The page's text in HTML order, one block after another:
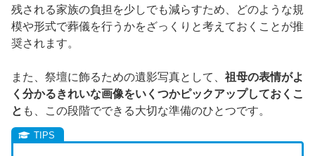
残される家族の負担を少しでも減らすため、どのような規
模や形式で葬儀を行うかをざっくりと考えておくことが推
奨されます。
また、祭壇に飾るための遺影写真として、 祖母の表情がよ
く分かるきれいな画像をいくつかピックアップしておくこ
と も、この段階でできる大切な準備のひとつです。